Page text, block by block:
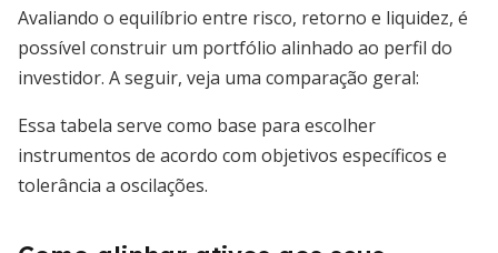
Avaliando o equilíbrio entre risco, retorno e liquidez, é
possível construir um portfólio alinhado ao perfil do
investidor. A seguir, veja uma comparação geral:
Essa tabela serve como base para escolher
instrumentos de acordo com objetivos específicos e
tolerância a oscilações.